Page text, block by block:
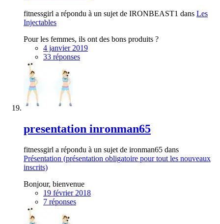
fitnessgirl a répondu à un sujet de IRONBEAST1 dans Les
Injectables
Pour les femmes, ils ont des bons produits ?
4 janvier 2019
33 réponses
presentation inronman65
fitnessgirl a répondu à un sujet de ironman65 dans
Présentation (présentation obligatoire pour tout les nouveaux
inscrits)
Bonjour, bienvenue
19 février 2018
7 réponses